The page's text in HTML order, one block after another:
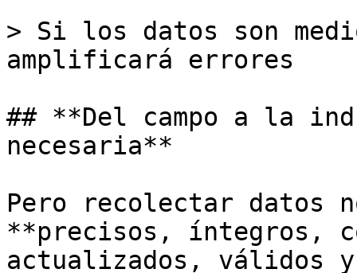
> Si los datos son
amplificará errores
## **Del campo a la
necesaria**
Pero recolectar datos
**precisos, íntegros,
actualizados, válidos